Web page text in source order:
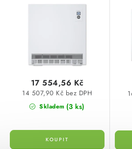
Ochrana osobních údajů
Moje
regulátorem Stiebel
Eltron 200175
Skladem (3 ks)
14 507,90 Kč bez DPH
17 554,56 Kč